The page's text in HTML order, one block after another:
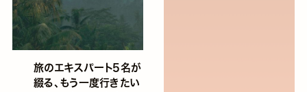
旅のエキスパート5名が
綴る、もう一度行きたい